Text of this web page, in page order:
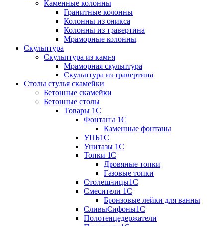
Каменные колонны
Гранитные колонны
Колонны из оникса
Колонны из травертина
Мраморные колонны
Скульптура
Скульптура из камня
Мраморная скульптура
Скульптура из травертина
Столы стулья скамейки
Бетонные скамейки
Бетонные столы
Tовары 1C
Фонтаны 1C
Каменные фонтаны
УПБ1С
Унитазы 1С
Топки 1С
Дровяные топки
Газовые топки
Столешницы1С
Смесители 1С
Бронзовые лейки для ванны
СливыСифоны1С
Полотенцедержатели